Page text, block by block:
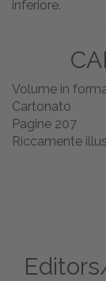
inferiore.
Volume in
Cartonato
Pagine 207
Riccamente